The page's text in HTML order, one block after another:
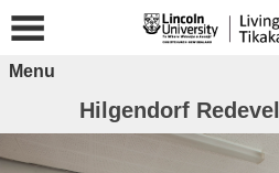
Menu
Hilgendorf